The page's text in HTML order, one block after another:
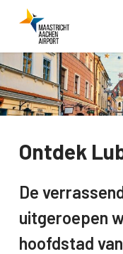
main
content
Ontdek
De
uitgeroepen
hoofdstad